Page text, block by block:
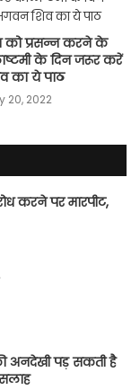
को प्रसन्न करने के
के दिन जरूर करें
का ये पाठ
20, 2022
करने पर मारपीट,
अनदेखी पड़ सकती है
सलाह